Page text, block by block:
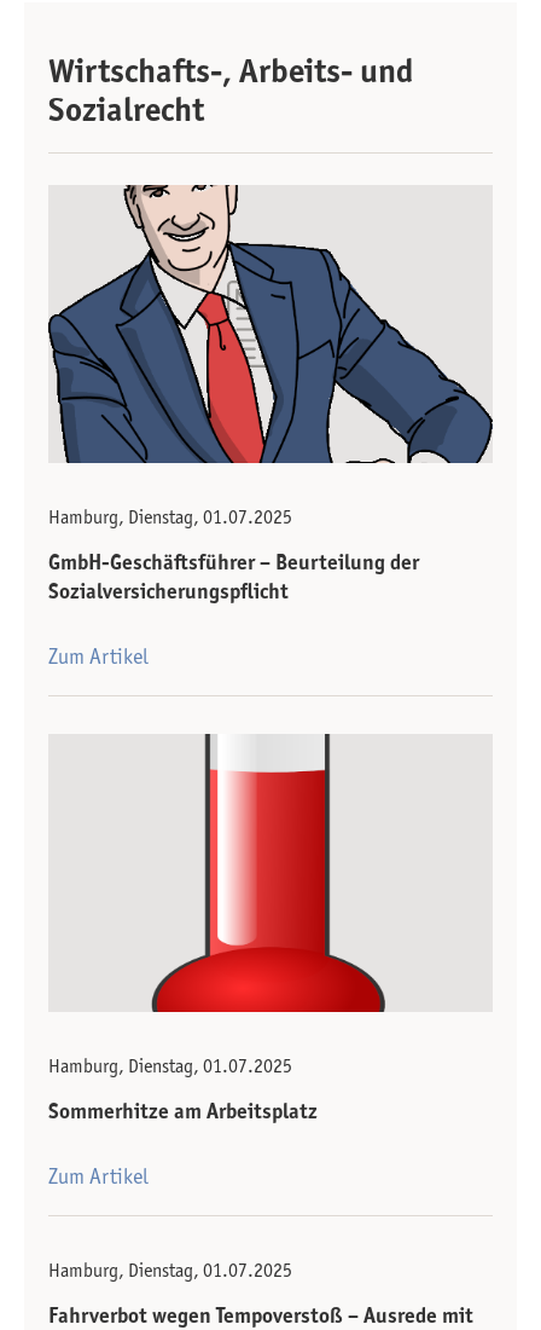
Wirtschafts-, Arbeits- und
Sozialrecht
Hamburg, Dienstag, 01.07.2025
GmbH-Geschäftsführer – Beurteilung der
Sozialversicherungspflicht
Zum Artikel
Hamburg, Dienstag, 01.07.2025
Sommerhitze am Arbeitsplatz
Zum Artikel
Hamburg, Dienstag, 01.07.2025
Fahrverbot wegen Tempoverstoß – Ausrede mit